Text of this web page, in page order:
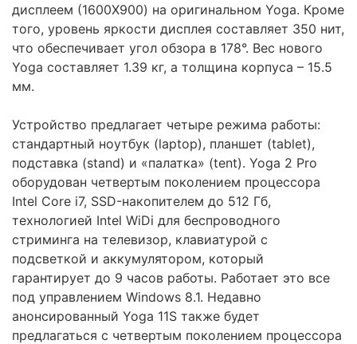
дисплеем (1600X900) на оригинальном Yoga. Кроме
того, уровень яркости дисплея составляет 350 нит,
что обеспечивает угол обзора в 178°. Вес нового
Yoga составляет 1.39 кг, а толщина корпуса – 15.5
мм.
Устройство предлагает четыре режима работы:
стандартный ноутбук (laptop), планшет (tablet),
подставка (stand) и «палатка» (tent). Yoga 2 Pro
оборудован четвертым поколением процессора
Intel Core i7, SSD-накопителем до 512 Гб,
технологией Intel WiDi для беспроводного
стриминга на телевизор, клавиатурой с
подсветкой и аккумулятором, который
гарантирует до 9 часов работы. Работает это все
под управлением Windows 8.1. Недавно
анонсированный Yoga 11S также будет
предлагаться с четвертым поколением процессора